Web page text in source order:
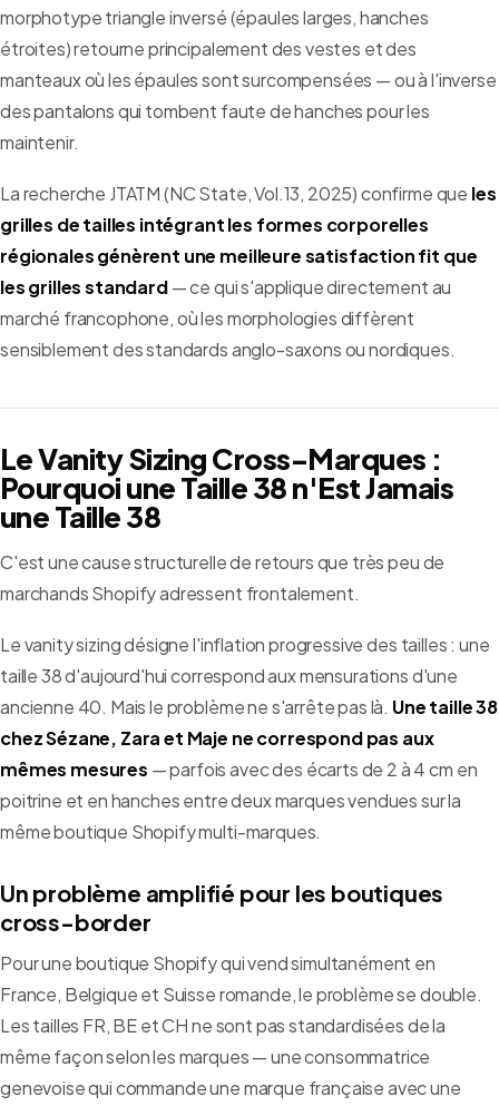
morphotype triangle inversé (épaules larges, hanches
étroites) retourne principalement des vestes et des
manteaux où les épaules sont surcompensées — ou à l'inverse
des pantalons qui tombent faute de hanches pour les
maintenir.
La recherche JTATM (NC State, Vol.13, 2025) confirme que les
grilles de tailles intégrant les formes corporelles
régionales génèrent une meilleure satisfaction fit que
les grilles standard— ce qui s'applique directement au
marché francophone, où les morphologies diffèrent
sensiblement des standards anglo-saxons ou nordiques.
Le Vanity Sizing Cross-Marques :
Pourquoi une Taille 38 n'Est Jamais
une Taille 38
C'est une cause structurelle de retours que très peu de
marchands Shopify adressent frontalement.
Le vanity sizing désigne l'inflation progressive des tailles : une
taille 38 d'aujourd'hui correspond aux mensurations d'une
ancienne 40. Mais le problème ne s'arrête pas là. Une taille 38
chez Sézane, Zara et Maje ne correspond pas aux
mêmes mesures — parfois avec des écarts de 2 à 4 cm en
poitrine et en hanches entre deux marques vendues sur la
même boutique Shopify multi-marques.
Un problème amplifié pour les boutiques
cross-border
Pour une boutique Shopify qui vend simultanément en
France, Belgique et Suisse romande, le problème se double.
Les tailles FR, BE et CH ne sont pas standardisées de la
même façon selon les marques — une consommatrice
genevoise qui commande une marque française avec une